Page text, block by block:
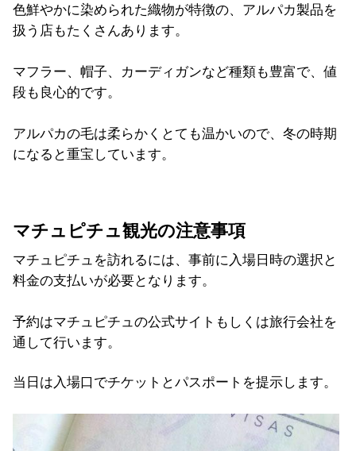
色鮮やかに染められた織物が特徴の、アルパカ製品を
扱う店もたくさんあります。
マフラー、帽子、カーディガンなど種類も豊富で、値
段も良心的です。
アルパカの毛は柔らかくとても温かいので、冬の時期
になると重宝しています。
マチュピチュ観光の注意事項
マチュピチュを訪れるには、事前に入場日時の選択と
料金の支払いが必要となります。
予約はマチュピチュの公式サイトもしくは旅行会社を
通して行います。
当日は入場口でチケットとパスポートを提示します。